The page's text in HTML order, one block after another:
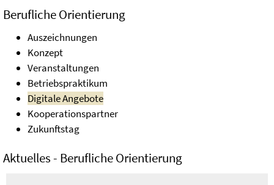
Berufliche Orientierung
Auszeichnungen
Konzept
Veranstaltungen
Betriebspraktikum
Digitale Angebote
Kooperationspartner
Zukunftstag
Aktuelles - Berufliche Orientierung